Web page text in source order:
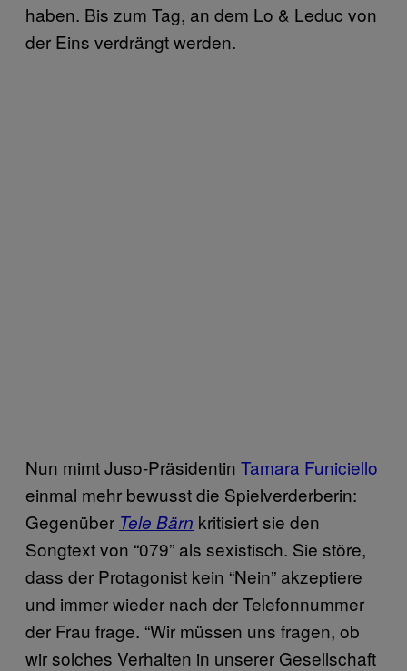
haben. Bis zum Tag, an dem Lo & Leduc von
der Eins verdrängt werden.
Nun mimt Juso-Präsidentin Tamara Funiciello
einmal mehr bewusst die Spielverderberin:
Gegenüber Tele Bärn kritisiert sie den
Songtext von “079” als sexistisch. Sie störe,
dass der Protagonist kein “Nein” akzeptiere
und immer wieder nach der Telefonnummer
der Frau frage. “Wir müssen uns fragen, ob
wir solches Verhalten in unserer Gesellschaft